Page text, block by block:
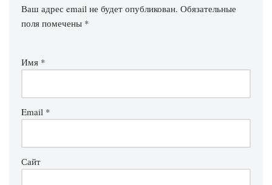
Ваш адрес email не будет опубликован. Обязательные
поля помечены *
Имя *
Email *
Сайт